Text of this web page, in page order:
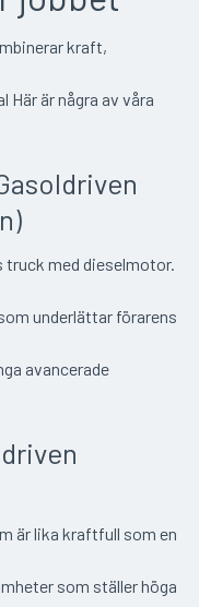
kraft,
Här är några av våra
truck med dieselmotor.
underlättar förarens
avancerade
är lika kraftfull som en
som ställer höga